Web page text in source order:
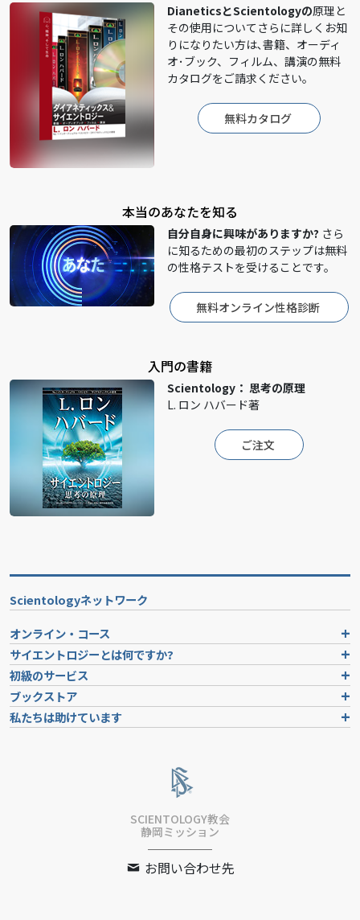
DianeticsとScientologyの原理と
その使用についてさらに詳しくお知
りになりたい方は､書籍、オーディ
オ･ブック、フィルム、講演の無料
カタログをご請求ください。
無料カタログ
本当のあなたを知る
自分自身に興味がありますか? さら
に知るための最初のステップは無料
の性格テストを受けることです。
無料オンライン性格診断
入門の書籍
Scientology： 思考の原理
L. ロン ハバード著
ご注文
Scientologyネットワーク
オンライン・コース
サイエントロジーとは何ですか?
初級のサービス
ブックストア
私たちは助けています
SCIENTOLOGY教会
静岡ミッション
お問い合わせ先